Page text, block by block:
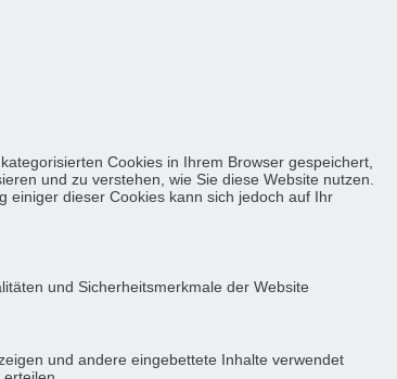
Cookies in Ihrem Browser gespeichert,
und zu verstehen, wie Sie diese Website nutzen.
einiger dieser Cookies kann sich jedoch auf Ihr
und Sicherheitsmerkmale der Website
und andere eingebettete Inhalte verwendet